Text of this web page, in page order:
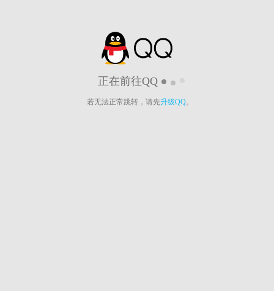
正在前往QQ
若无法正常跳转，请先升级QQ。